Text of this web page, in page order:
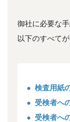
御社に必要な
以下のすべて
検査用紙
受検者へ
受検者へ